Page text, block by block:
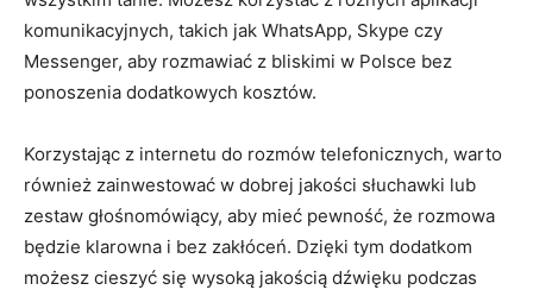
komunikacyjnych, takich jak WhatsApp, Skype czy
Messenger, aby rozmawiać z bliskimi w Polsce bez
ponoszenia dodatkowych kosztów.
Korzystając z internetu do rozmów telefonicznych, warto
również zainwestować w dobrej jakości słuchawki lub
zestaw głośnomówiący, aby mieć pewność, że rozmowa
będzie klarowna i bez zakłóceń. Dzięki tym dodatkom
możesz cieszyć się wysoką jakością dźwięku podczas